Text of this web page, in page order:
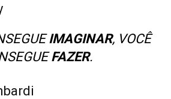
IMAGINAR, VOCÊ
FAZER.